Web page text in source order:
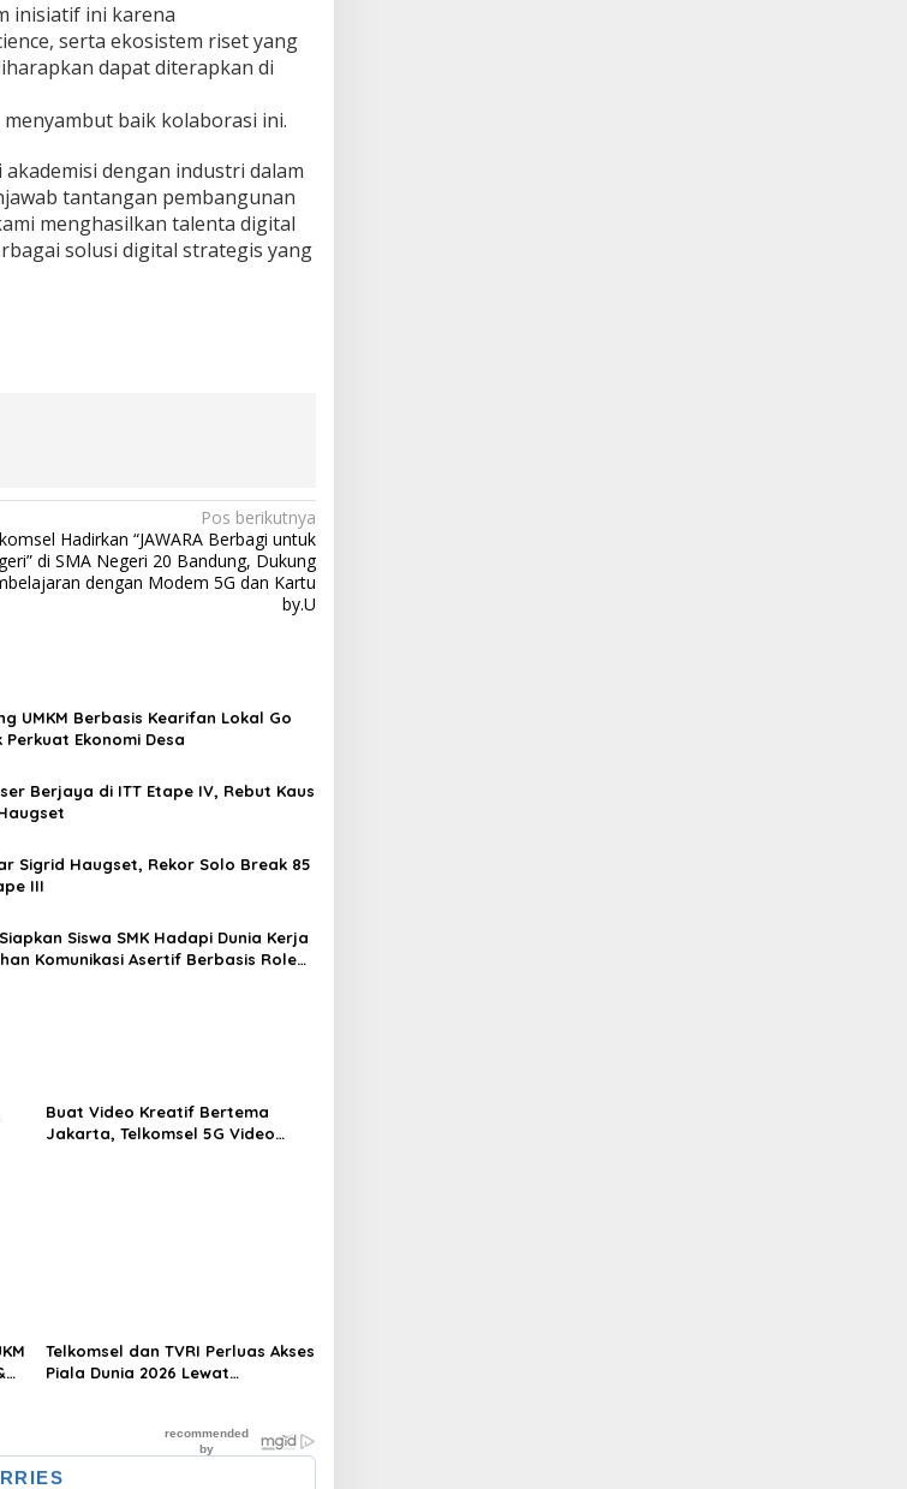
inisiatif ini karena
serta ekosistem riset yang
dapat diterapkan di
baik kolaborasi ini.
dengan industri dalam
tantangan pembangunan
menghasilkan talenta digital
solusi digital strategis yang
Pos berikutnya
Hadirkan “JAWARA Berbagi untuk
di SMA Negeri 20 Bandung, Dukung
dengan Modem 5G dan Kartu
by.U
UMKM Berbasis Kearifan Lokal Go
Ekonomi Desa
Berjaya di ITT Etape IV, Rebut Kaus
Sigrid Haugset, Rekor Solo Break 85
III
Siswa SMK Hadapi Dunia Kerja
Komunikasi Asertif Berbasis Role
Buat Video Kreatif Bertema
Jakarta, Telkomsel 5G Video
Telkomsel dan TVRI Perluas Akses
Piala Dunia 2026 Lewat